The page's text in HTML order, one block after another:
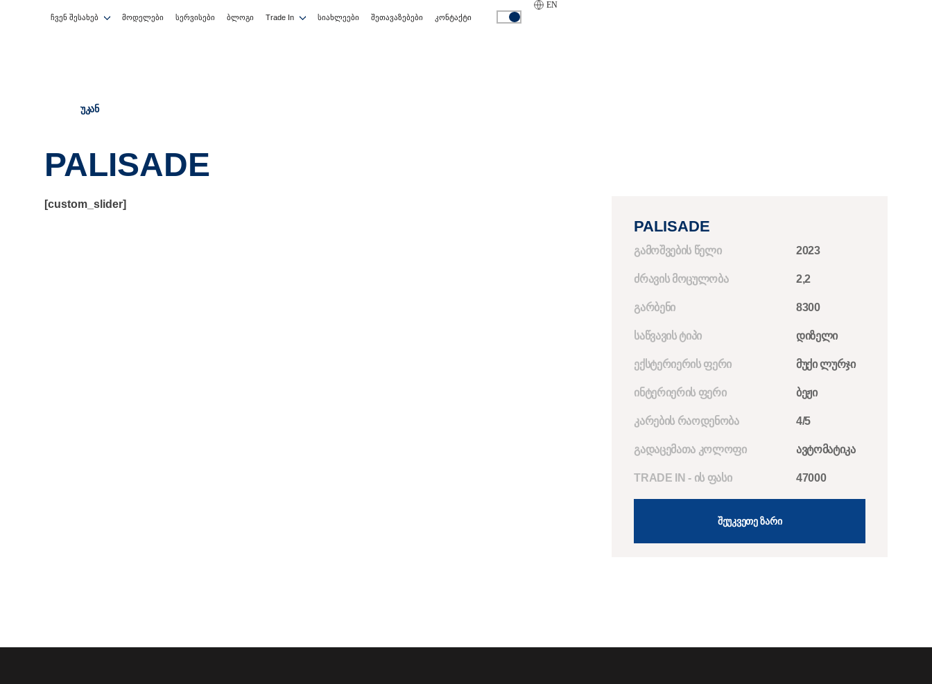
ჩვენ შესახებ მოდელები სერვისები ბლოგი Trade In სიახლეები შეთავაზებები კონტაქტი
EN
ᲣᲙᲐᲜ
PALISADE
[custom_slider]
PALISADE
ᲒᲐᲛᲝᲨᲕᲔᲑᲘᲡ ᲬᲔᲚᲘ 2023
ᲫᲠᲐᲕᲘᲡ ᲛᲝᲪᲣᲚᲝᲑᲐ 2,2
ᲒᲐᲠᲑᲔᲜᲘ 8300
ᲡᲐᲬᲕᲐᲕᲘᲡ ᲢᲘᲞᲘ ᲓᲘᲖᲔᲚᲘ
ᲔᲥᲡᲢᲔᲠᲘᲔᲠᲘᲡ ᲤᲔᲠᲘ ᲛᲣᲥᲘ ᲚᲣᲠᲯᲘ
ᲘᲜᲢᲔᲠᲘᲔᲠᲘᲡ ᲤᲔᲠᲘ ᲑᲔᲟᲘ
ᲙᲐᲠᲔᲑᲘᲡ ᲠᲐᲝᲓᲔᲜᲝᲑᲐ 4/5
ᲒᲐᲓᲐᲪᲔᲛᲐᲗᲐ ᲙᲝᲚᲝᲤᲘ ᲐᲕᲢᲝᲛᲐᲢᲘᲙᲐ
TRADE IN - ᲘᲡ ᲤᲐᲡᲘ 47000
ᲨᲔᲣᲙᲕᲔᲗᲔ ᲖᲐᲠᲘ